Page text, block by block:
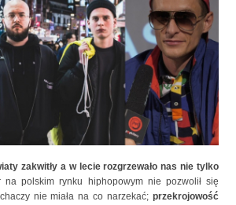
zakwitły a w lecie rozgrzewało nas nie tylko
na polskim rynku hiphopowym nie pozwolił się
nie miała na co narzekać; przekrojowość